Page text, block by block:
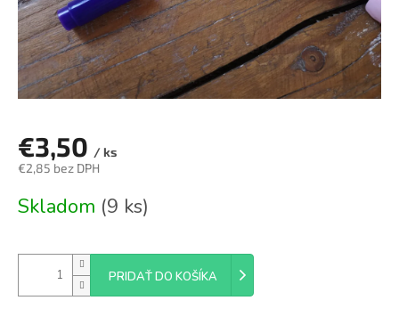
€3,50 / ks
€2,85 bez DPH
cena:
Skladom (9 ks)
PRIDAŤ DO KOŠÍKA